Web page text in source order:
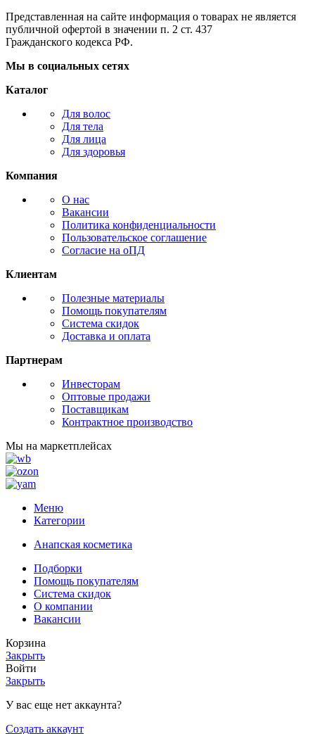
Представленная на сайте информация о товарах не является
публичной офертой в значении п. 2 ст. 437
Гражданского кодекса РФ.
Мы в социальных сетях
Каталог
Для волос
Для тела
Для лица
Для здоровья
Компания
О нас
Вакансии
Политика конфиденциальности
Пользовательское соглашение
Согласие на оПД
Клиентам
Полезные материалы
Помощь покупателям
Система скидок
Доставка и оплата
Партнерам
Инвесторам
Оптовые продажи
Поставщикам
Контрактное производство
Мы на маркетплейсах
Меню
Категории
Анапская косметика
Подборки
Помощь покупателям
Система скидок
О компании
Вакансии
Корзина
Закрыть
Войти
Закрыть
У вас еще нет аккаунта?
Создать аккаунт